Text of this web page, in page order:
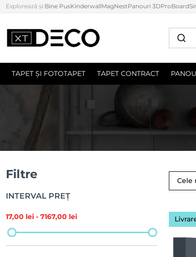
Explorează și:Bine PusKinderwallMagNestPanouri 3DProBoard
TAPET ȘI FOTOTAPET TAPET CONTRACT
Filtre
INTERVAL PREȚ
17,00 lei - 7167,00 lei
Cele